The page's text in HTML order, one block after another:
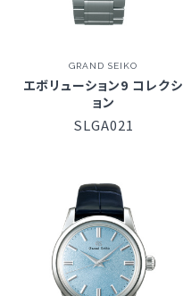
GRAND SEIKO
エボリューション9 コレクシ
ョン
SLGA021